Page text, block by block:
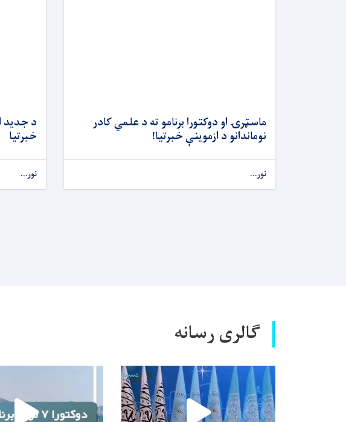
ماسټرۍ او دوکتورا برنامو ته د علمي کادر
نوماندانو د ازموینې خبرتیا!
نور...
د جدید
خبرتیا
نور...
گالری رسانه